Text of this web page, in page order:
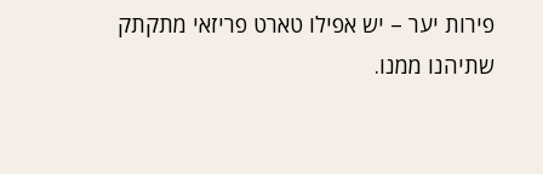
פירות יער – יש אפילו טארט פריזאי מתקתק
שתיהנו ממנו.